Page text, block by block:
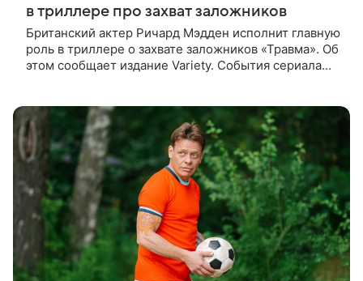
в триллере про захват заложников
Британский актер Ричард Мэдден исполнит главную
роль в триллере о захвате заложников «Травма». Об
этом сообщает издание Variety. События сериала